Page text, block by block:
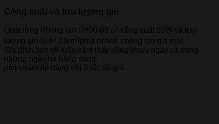
Công suất và lưu lượng gió
Quạt lửng Phong lan R400-03 có công suất 53W và lưu
lượng gió là 84,05m3/phút nhanh chóng tạo gió mát.
Gia đình bạn sẽ luôn cảm thấy sảng khoái ngay cả trong
những ngày hè nắng nóng.
phím bấm dễ dàng với 3 tốc độ gió